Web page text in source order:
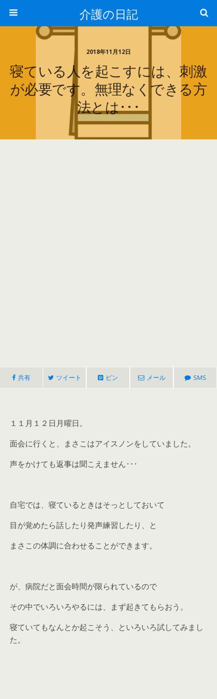
介護の日記
2018年11月12日
寝ている人を起こすには、刺激
が必要です。無理なくできる方
法とは･･･
共有 ツイート ピン メール SMS
１１月１２日月曜日。
面会に行くと、まさこはアイスノンをしていました。
声をかけても返事は聞こえません･･･
自宅では、寝ているときはそっとしておいて
目が覚めたら話したり発声練習したり、と
まさこの体調に合わせることができます。
が、病院だと面会時間が限られているので
その中でいろいろやるには、まず起きてもらおう。
寝ていてもなんとか起こそう、といろいろ試してみまし
た。